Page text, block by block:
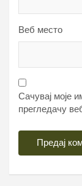
Веб место
Сачувај моје
прегледачу